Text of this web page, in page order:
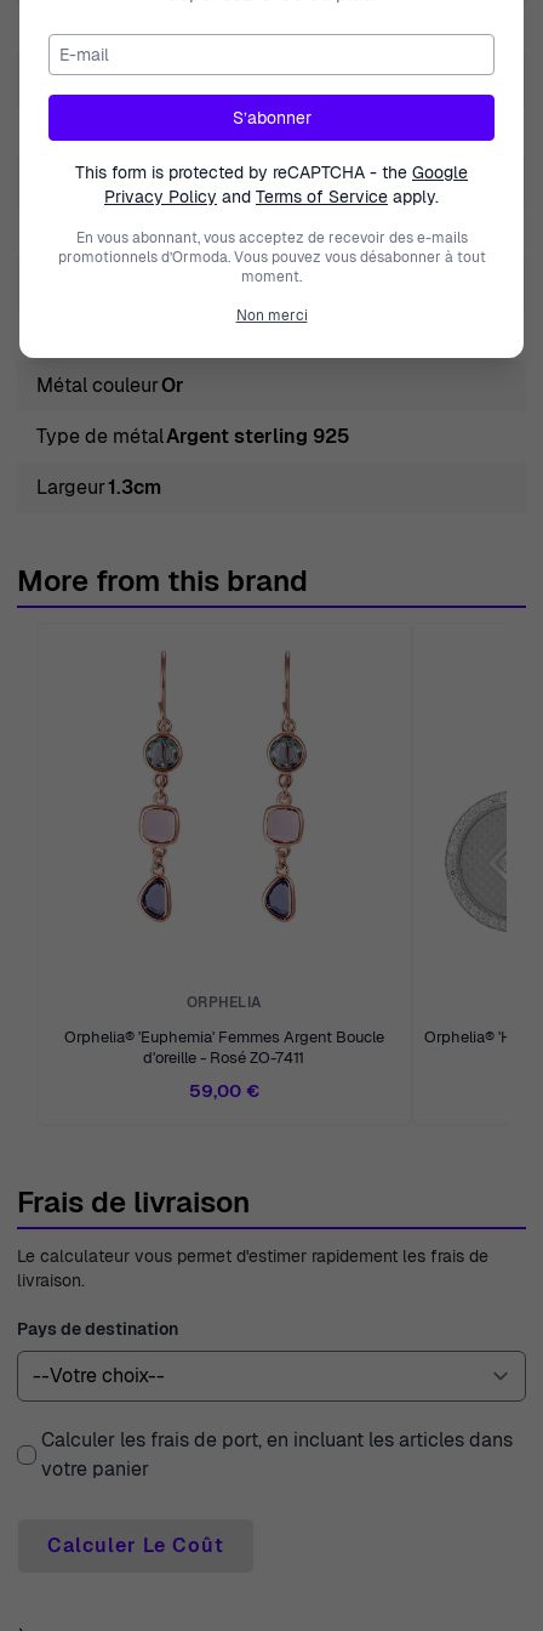
MarqueOrphelia
GenreFemmes
Hauteur 3cm
Couleur des pierresBlanc
Boucle d'oreille
Métal couleurOr
Type de métalArgent sterling 925
Largeur1.3cm
More from this brand
ORPHELIA
Orphelia® 'Euphemia' Femmes Argent Boucle
d'oreille - Rosé ZO-7411
59,00 €
Orphelia®
Frais de livraison
Le calculateur vous permet d'estimer rapidement les frais de
livraison.
Pays de destination
Calculer les frais de port, en incluant les articles dans
votre panier
Calculer Le Coût
E-mail
S’abonner
This form is protected by reCAPTCHA - the Google
Privacy Policy and Terms of Service apply.
En vous abonnant, vous acceptez de recevoir des e-mails
promotionnels d’Ormoda. Vous pouvez vous désabonner à tout
moment.
Non merci